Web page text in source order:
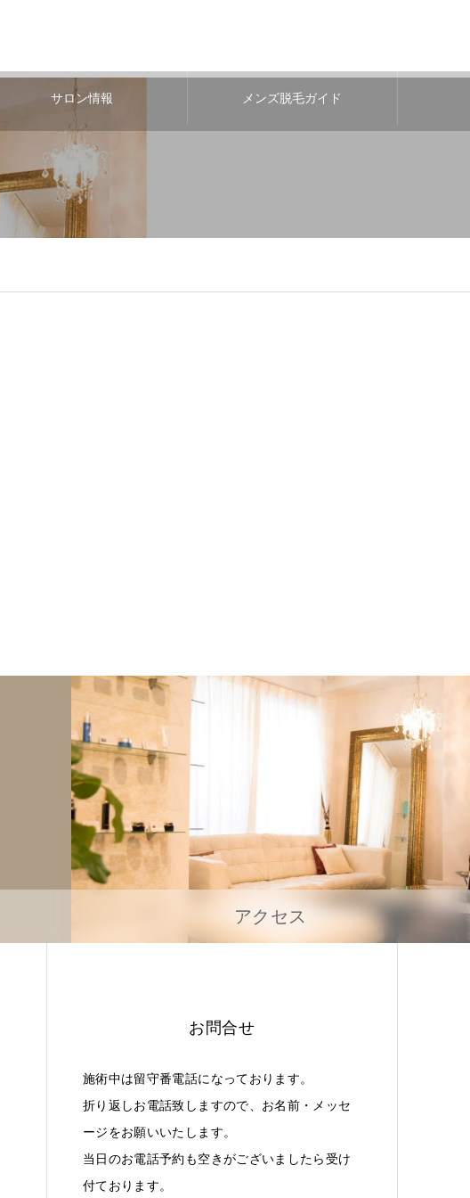
サロン情報 メンズ脱毛ガイド
アクセス
お問合せ
施術中は留守番電話になっております。
折り返しお電話致しますので、お名前・メッセ
ージをお願いいたします。
当日のお電話予約も空きがございましたら受け
付ております。